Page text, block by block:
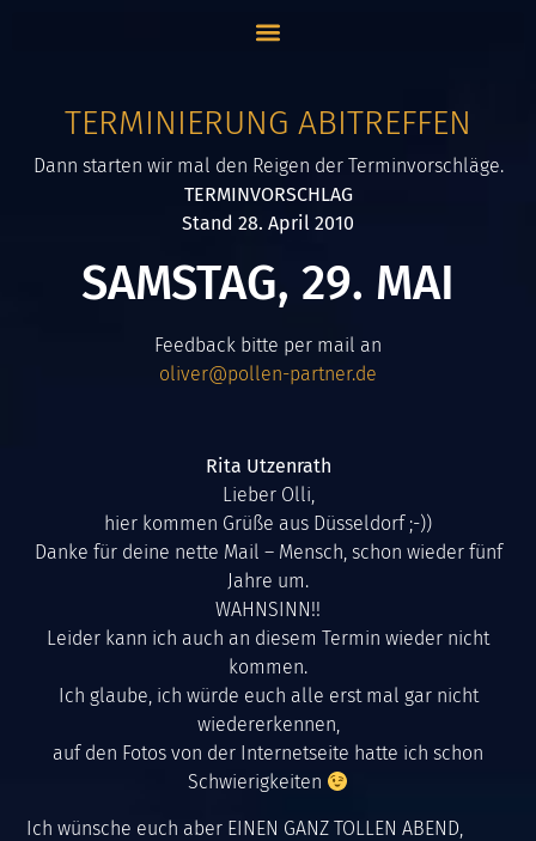
TERMINIERUNG ABITREFFEN
Dann starten wir mal den Reigen der Terminvorschläge.
TERMINVORSCHLAG
Stand 28. April 2010
SAMSTAG, 29. MAI
Feedback bitte per mail an
oliver@pollen-partner.de
Rita Utzenrath
Lieber Olli,
hier kommen Grüße aus Düsseldorf ;-))
Danke für deine nette Mail – Mensch, schon wieder fünf
Jahre um.
WAHNSINN!!
Leider kann ich auch an diesem Termin wieder nicht
kommen.
Ich glaube, ich würde euch alle erst mal gar nicht
wiedererkennen,
auf den Fotos von der Internetseite hatte ich schon
Schwierigkeiten
Ich wünsche euch aber EINEN GANZ TOLLEN ABEND,